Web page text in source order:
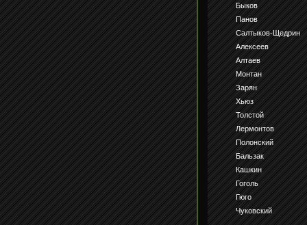
Быков
Панов
Салтыков-Щедрин
Алексеев
Алтаев
Монтан
Зарян
Хьюз
Толстой
Лермонтов
Полонский
Бальзак
Кашкин
Гоголь
Гюго
Чуковский